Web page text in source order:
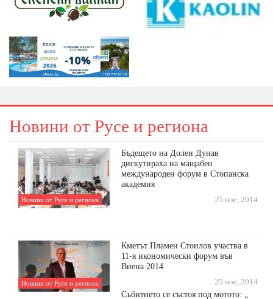
Новини от Русе и региона
Новини от Русе и региона
Бъдещето на Долен Дунав
дискутираха на мащабен
международен форум в Стопанска
академия
25 ное, 2014
Новини от Русе и региона
Кметът Пламен Стоилов участва в
11-я икономически форум във
Виена 2014
25 ное, 2014
Събитието се състоя под мотото: „